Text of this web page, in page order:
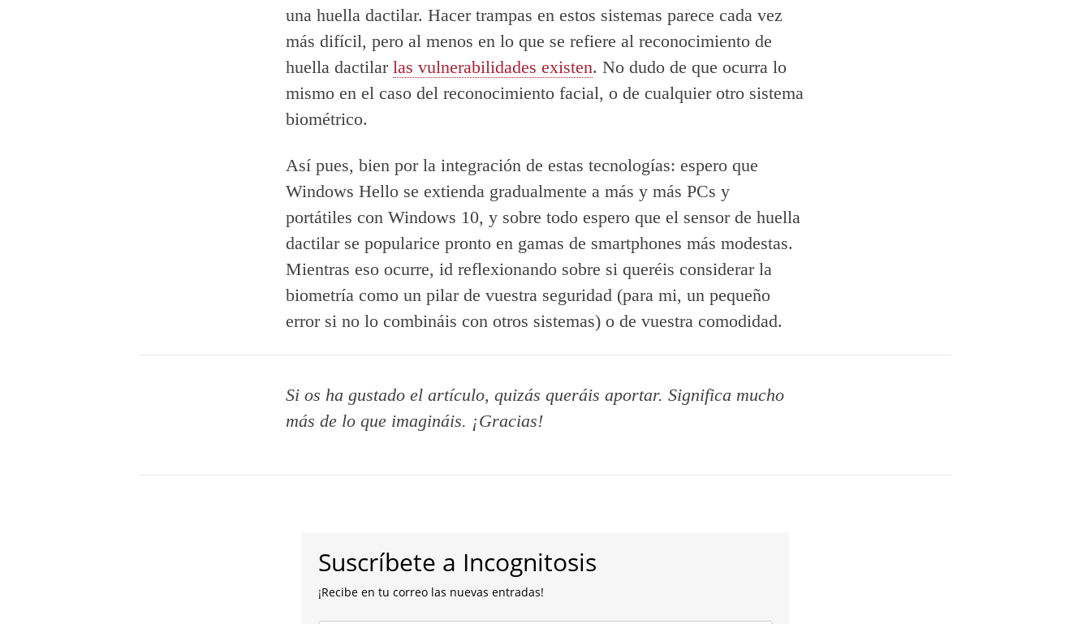
una huella dactilar. Hacer trampas en estos sistemas parece cada vez
más difícil, pero al menos en lo que se refiere al reconocimiento de
huella dactilar las vulnerabilidades existen. No dudo de que ocurra lo
mismo en el caso del reconocimiento facial, o de cualquier otro sistema
biométrico.
Así pues, bien por la integración de estas tecnologías: espero que
Windows Hello se extienda gradualmente a más y más PCs y
portátiles con Windows 10, y sobre todo espero que el sensor de huella
dactilar se popularice pronto en gamas de smartphones más modestas.
Mientras eso ocurre, id reflexionando sobre si queréis considerar la
biometría como un pilar de vuestra seguridad (para mi, un pequeño
error si no lo combináis con otros sistemas) o de vuestra comodidad.
Si os ha gustado el artículo, quizás queráis aportar. Significa mucho
más de lo que imagináis. ¡Gracias!
Suscríbete a Incognitosis
¡Recibe en tu correo las nuevas entradas!